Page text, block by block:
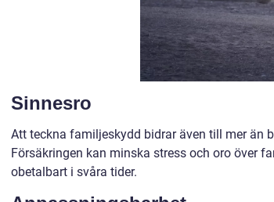
Sinnesro
Att teckna familjeskydd bidrar även till mer än
Försäkringen kan minska stress och oro över
obetalbart i svåra tider.